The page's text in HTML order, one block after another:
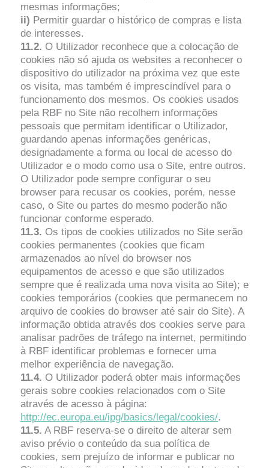
mesmas informações;
ii) Permitir guardar o histórico de compras e lista
de interesses.
11.2. O Utilizador reconhece que a colocação de
cookies não só ajuda os websites a reconhecer o
dispositivo do utilizador na próxima vez que este
os visita, mas também é imprescindível para o
funcionamento dos mesmos. Os cookies usados
pela RBF no Site não recolhem informações
pessoais que permitam identificar o Utilizador,
guardando apenas informações genéricas,
designadamente a forma ou local de acesso do
Utilizador e o modo como usa o Site, entre outros.
O Utilizador pode sempre configurar o seu
browser para recusar os cookies, porém, nesse
caso, o Site ou partes do mesmo poderão não
funcionar conforme esperado.
11.3. Os tipos de cookies utilizados no Site serão
cookies permanentes (cookies que ficam
armazenados ao nível do browser nos
equipamentos de acesso e que são utilizados
sempre que é realizada uma nova visita ao Site); e
cookies temporários (cookies que permanecem no
arquivo de cookies do browser até sair do Site). A
informação obtida através dos cookies serve para
analisar padrões de tráfego na internet, permitindo
à RBF identificar problemas e fornecer uma
melhor experiência de navegação.
11.4. O Utilizador poderá obter mais informações
gerais sobre cookies relacionados com o Site
através de acesso à página:
http://ec.europa.eu/ipg/basics/legal/cookies/.
11.5. A RBF reserva-se o direito de alterar sem
aviso prévio o conteúdo da sua política de
cookies, sem prejuízo de informar e publicar no